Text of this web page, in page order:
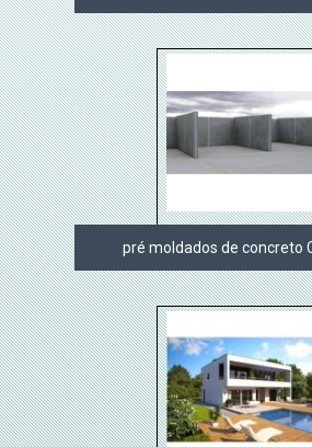
pré moldados de concreto